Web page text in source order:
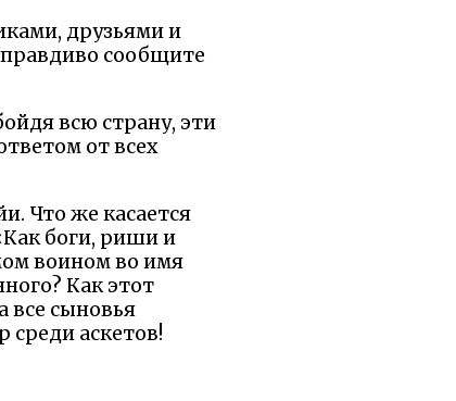
друзьями и
сообщите
всю страну, эти
от всех
Что же касается
боги, риши и
воином во имя
Как этот
все сыновья
среди аскетов!